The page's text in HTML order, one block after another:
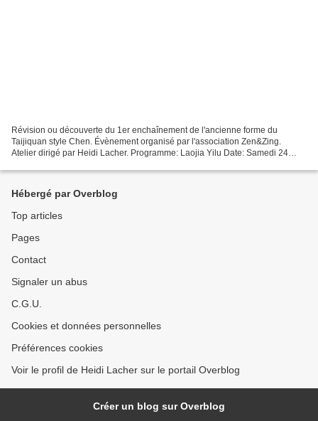
Révision ou découverte du 1er enchaînement de l'ancienne forme du
Taijiquan style Chen. Évènement organisé par l'association Zen&Zing.
Atelier dirigé par Heidi Lacher. Programme: Laojia Yilu Date: Samedi 24
Hébergé par Overblog
Top articles
Pages
Contact
Signaler un abus
C.G.U.
Cookies et données personnelles
Préférences cookies
Voir le profil de Heidi Lacher sur le portail Overblog
Créer un blog sur Overblog